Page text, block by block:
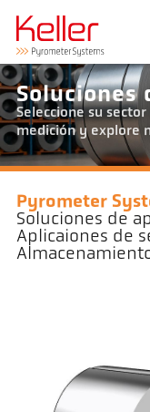
Soluciones
Seleccione su
medición y explore
Pyrometer
Soluciones de
Aplicaiones de